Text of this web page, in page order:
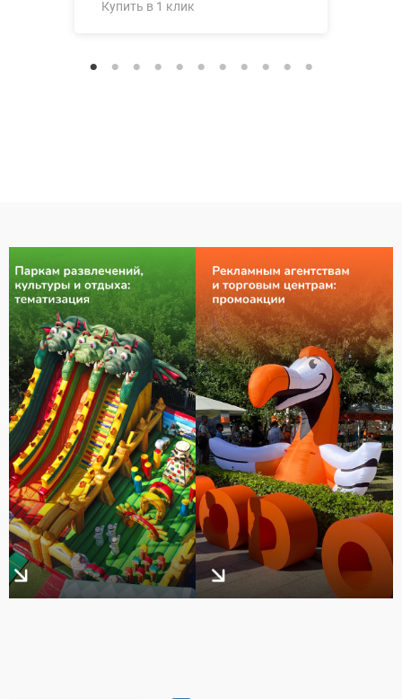
Купить в 1 клик